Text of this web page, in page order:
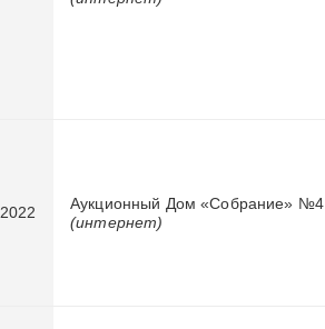
Аукционный Дом «Собрание» №4
(интернет)